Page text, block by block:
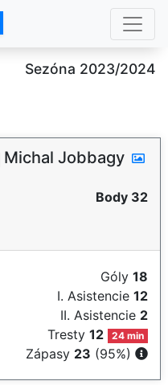
Sezóna 2023/2024
Michal Jobbagy
Body 32
Góly 18
I. Asistencie 12
II. Asistencie 2
Tresty12 24 min
Zápasy 23 (95%)